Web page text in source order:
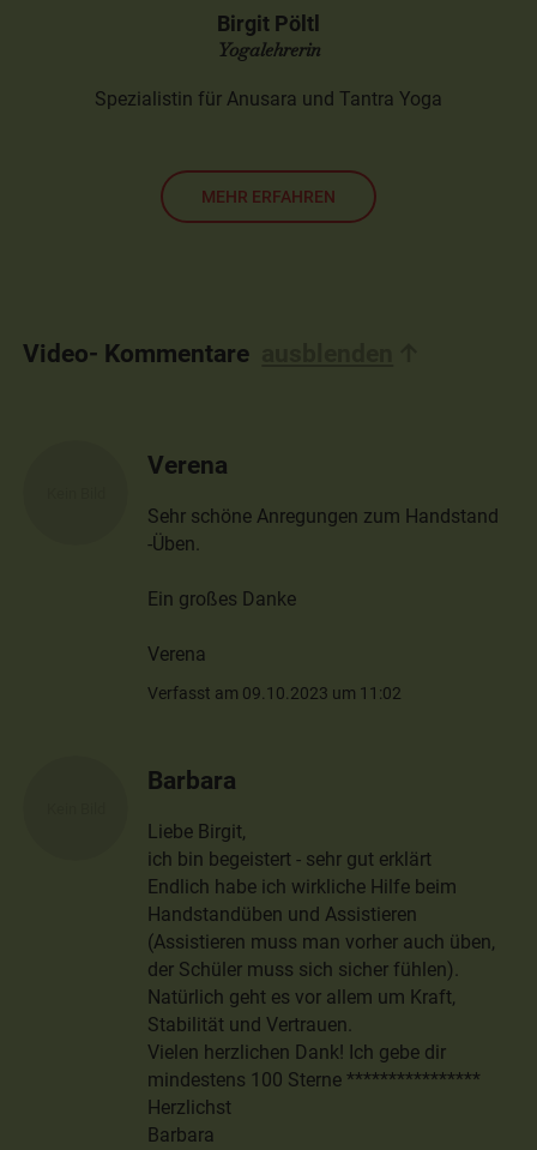
Birgit Pöltl
Yogalehrerin
Spezialistin für Anusara und Tantra Yoga
MEHR ERFAHREN
Video- Kommentare
Verena
Sehr schöne Anregungen zum Handstand
-Üben.
Ein großes Danke
Verena
Verfasst am 09.10.2023 um 11:02
Barbara
Liebe Birgit,
ich bin begeistert - sehr gut erklärt
Endlich habe ich wirkliche Hilfe beim
Handstandüben und Assistieren
(Assistieren muss man vorher auch üben,
der Schüler muss sich sicher fühlen).
Natürlich geht es vor allem um Kraft,
Stabilität und Vertrauen.
Vielen herzlichen Dank! Ich gebe dir
mindestens 100 Sterne ****************
Herzlichst
Barbara